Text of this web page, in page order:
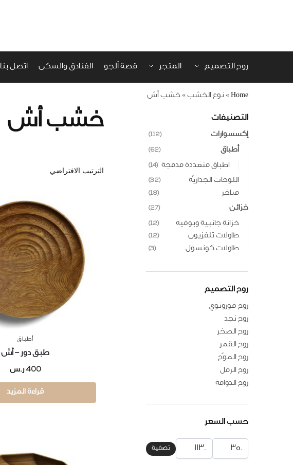
روح التصميم المتجر قصة ألجو الفنادق والسكن اتصل بنا
Home
» نوع الخشب » خشب أش
خشب أش
أطباق
طبق دور – أش
400 ر.س
قراءة المزيد
التصنيفات
إكسسوارات (112)
أطباق (62)
اطباق متعددة مدمجة (14)
اللوحات الجداريّة (32)
مباخر (18)
خزائن (27)
خزانة جانبية وبوفيه (12)
طاولات تلفزيون (12)
طاولات كونسول (3)
روح التصميم
روح فورونوي
روح نجد
روح الصخر
روح القمر
روح الموّج
روح الرمل
روح الدوامة
حسب السعر
تصفية